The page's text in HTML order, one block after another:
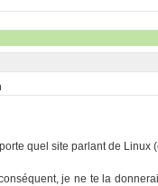
quel site parlant de Linux
je ne te la